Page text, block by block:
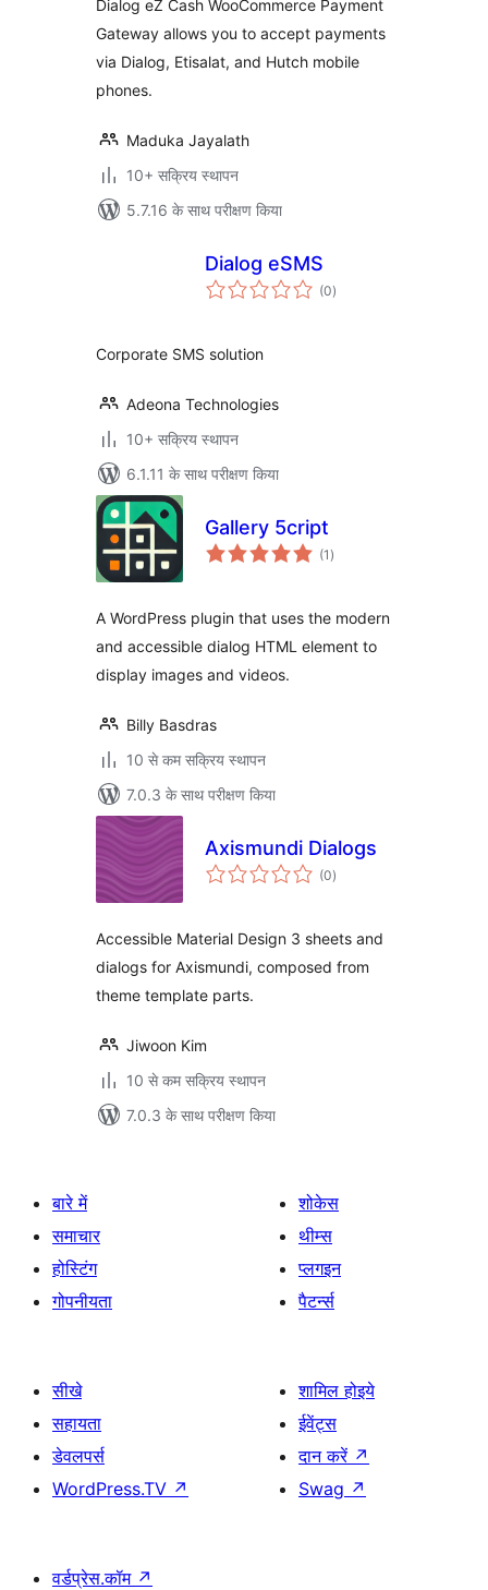
Dialog eZ Cash WooCommerce Payment
Gateway allows you to accept payments
via Dialog, Etisalat, and Hutch mobile
phones.
Maduka Jayalath
10+ सक्रिय स्थापन
5.7.16 के साथ परीक्षण किया
Dialog eSMS
(0कुल
दर)
Corporate SMS solution
Adeona Technologies
10+ सक्रिय स्थापन
6.1.11 के साथ परीक्षण किया
Gallery 5cript
(1 कुल
दर)
A WordPress plugin that uses the modern
and accessible dialog HTML element to
display images and videos.
Billy Basdras
10 से कम सक्रिय स्थापन
7.0.3 के साथ परीक्षण किया
Axismundi Dialogs
(0कुल
दर)
Accessible Material Design 3 sheets and
dialogs for Axismundi, composed from
theme template parts.
Jiwoon Kim
10 से कम सक्रिय स्थापन
7.0.3 के साथ परीक्षण किया
बारे में
समाचार
होस्टिंग
गोपनीयता
शोकेस
थीम्स
प्लगइन
पैटर्न्स
सीखे
सहायता
डेवलपर्स
WordPress.TV ↗
शामिल होइये
ईवेंट्स
दान करें ↗
Swag ↗
वर्डप्रेस.कॉम ↗